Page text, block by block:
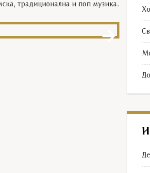
традиционална и поп музика.